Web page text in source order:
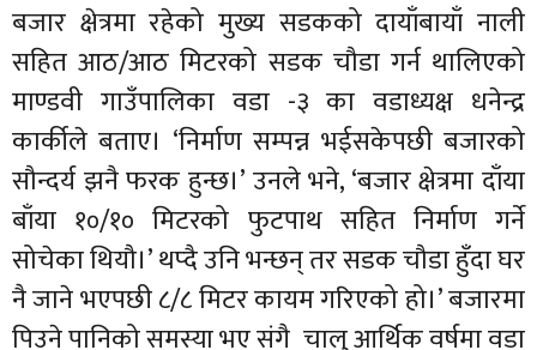
बजार क्षेत्रमा रहेको मुख्य सडकको दायाँबायाँ नाली
सहित आठ/आठ मिटरको सडक चौडा गर्न थालिएको
माण्डवी गाउँपालिका वडा -३ का वडाध्यक्ष धनेन्द्र
कार्कीले बताए। ‘निर्माण सम्पन्न भईसकेपछी बजारको
सौन्दर्य झनै फरक हुन्छ।’ उनले भने, ‘बजार क्षेत्रमा दाँया
बाँया १०/१० मिटरको फुटपाथ सहित निर्माण गर्ने
सोचेका थियौ।’ थप्दै उनि भन्छन् तर सडक चौडा हुँदा घर
नै जाने भएपछी ८/८ मिटर कायम गरिएको हो।’ बजारमा
पिउने पानिको समस्या भए संगै चालु आर्थिक वर्षमा वडा